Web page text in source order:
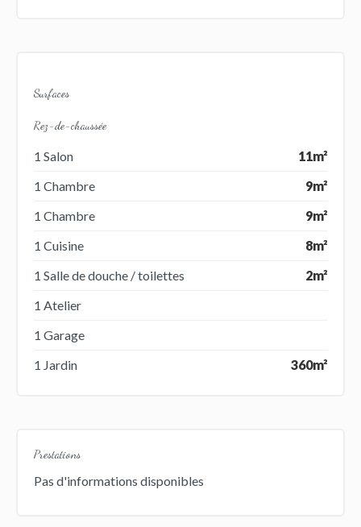
Surfaces
Rez-de-chaussée
1 Salon
11m²
1 Chambre
9m²
1 Chambre
9m²
1 Cuisine
8m²
1 Salle de douche / toilettes
2m²
1 Atelier
1 Garage
1 Jardin
360m²
Prestations
Pas d'informations disponibles